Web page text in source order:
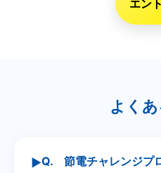
エン
よく
▶Q.
節電チャレンジプ